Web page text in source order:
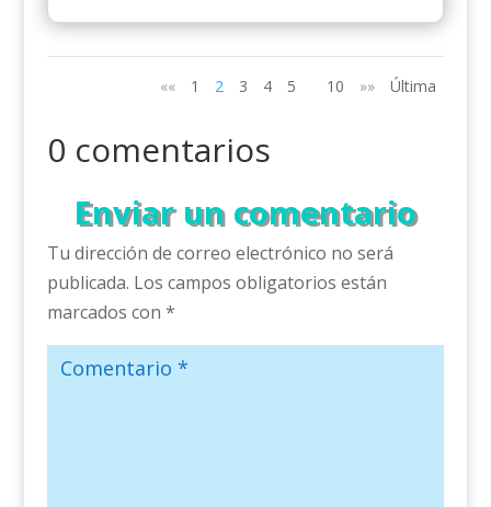
«« 1 2 3 4 5 10 »» Última
0 comentarios
Enviar un comentario
Tu dirección de correo electrónico no será
publicada. Los campos obligatorios están
marcados con *